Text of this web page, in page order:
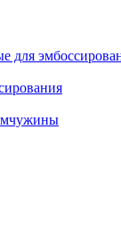
для